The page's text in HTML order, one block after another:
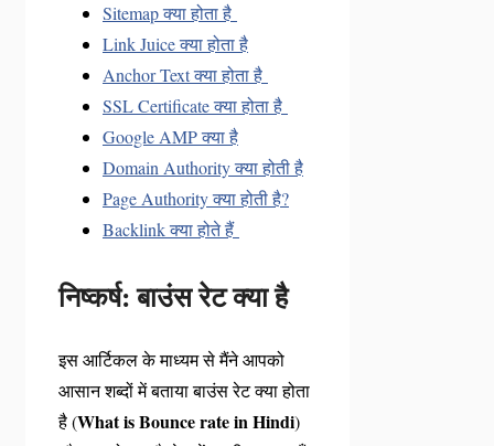
Sitemap क्या होता है
Link Juice क्या होता है
Anchor Text क्या होता है
SSL Certificate क्या होता है
Google AMP क्या है
Domain Authority क्या होती है
Page Authority क्या होती है?
Backlink क्या होते हैं
निष्कर्ष: बाउंस रेट क्या है
इस आर्टिकल के माध्यम से मैंने आपको
आसान शब्दों में बताया बाउंस रेट क्या होता
है (What is Bounce rate in Hindi)